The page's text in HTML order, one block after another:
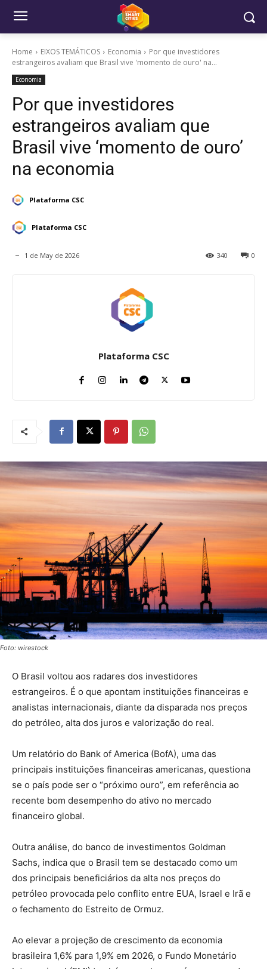
Home EIXOS TEMÁTICOS Economia
Por que investidores
estrangeiros avaliam que Brasil vive 'momento de ouro' na...
Economia
Por que investidores
estrangeiros avaliam que
Brasil vive ‘momento de ouro’
na economia
Plataforma CSC
Plataforma CSC
1 de May de 2026 0
340
Plataforma CSC
Foto: wirestock
O Brasil voltou aos radares dos investidores
estrangeiros. É o que apontam instituições financeiras e
analistas internacionais, diante da disparada nos preços
do petróleo, alta dos juros e valorização do real.
Um relatório do Bank of America (BofA), uma das
principais instituições financeiras americanas, questiona
se o país pode ser o “próximo ouro”, em referência ao
recente bom desempenho do ativo no mercado
financeiro global.
Outra análise, do banco de investimentos Goldman
Sachs, indica que o Brasil tem se destacado como um
dos principais beneficiários da alta nos preços do
petróleo provocada pelo conflito entre EUA, Israel e Irã e
o fechamento do Estreito de Ormuz.
Ao elevar a projeção de crescimento da economia
brasileira 1,6% para 1,9% em 2026, o Fundo Monetário